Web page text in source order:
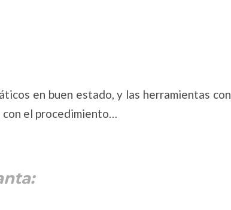
en buen estado, y las herramientas con
con el procedimiento…